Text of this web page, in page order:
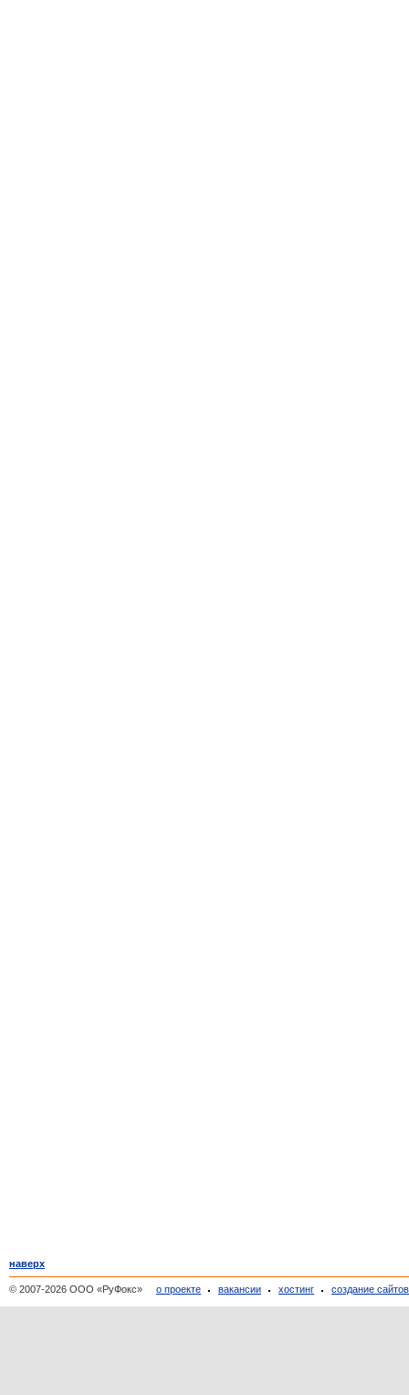
наверх
© 2007-2026 ООО «РуФокс» о проекте вакансии хостинг создание сайтов